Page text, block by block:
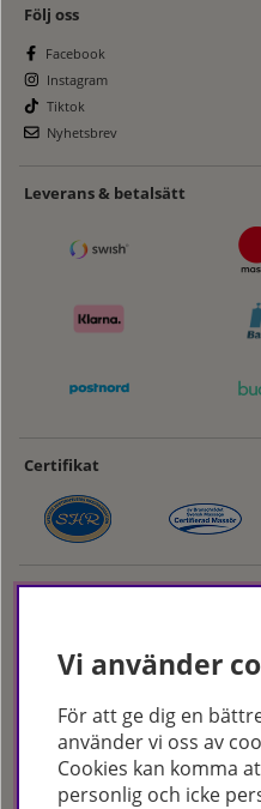
Följ oss
Facebook
Instagram
Tiktok
Nyhetsbrev
Leverans & betalsätt
Certifikat
Hudoteket erbjuder ett noga
makeup – både online och i butik.
utbildade hudterapeuter hjälper vi
behandlingar för just dina behov.
Vi använder
För att ge dig en
använder vi oss av
Cookies kan komma
personlig och icke